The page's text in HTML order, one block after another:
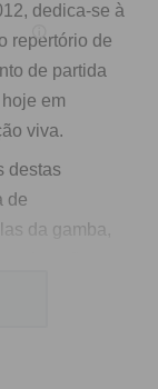
dedica-se à
repertório de
de partida
em
viva.
destas
de
da gamba,